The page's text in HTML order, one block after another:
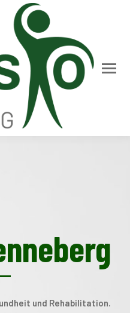
und Rehabilitation.